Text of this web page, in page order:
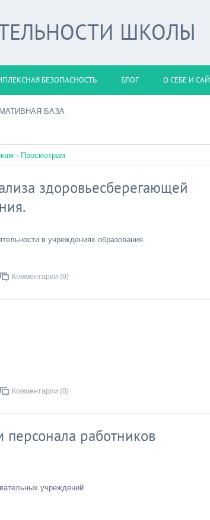
ШКОЛЫ
БЕЗОПАСНОСТЬ БЛОГ О СЕБЕ И
БАЗА
· Просмотрам
здоровьесберегающей
в учреждениях образования.
Комментарии (0)
Комментарии (0)
работников
учреждений